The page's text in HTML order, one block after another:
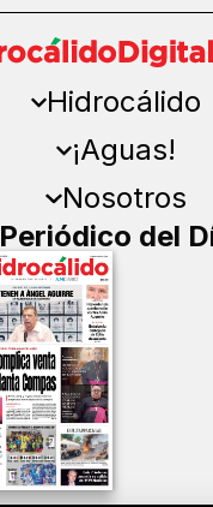
Hidrocálido
¡Aguas!
Nosotros
Periódico del